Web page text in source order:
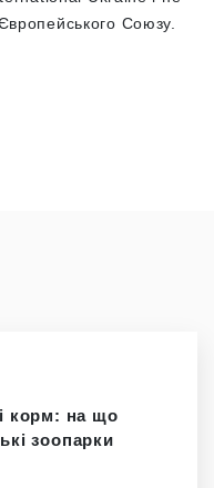
Союзу.
корм: на що
зоопарки